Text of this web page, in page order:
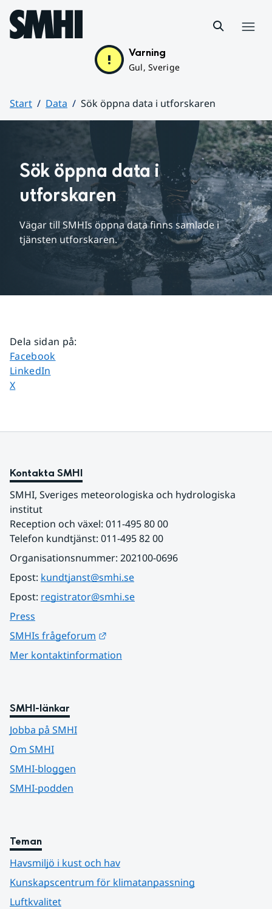
Hoppa till sidans innehåll
Varning
Gul, Sverige
Start Data
Sök öppna data i utforskaren
Huvudinnehåll
Sök öppna data i
utforskaren
Vägar till SMHIs öppna data finns samlade i
tjänsten utforskaren.
Dela sidan på:
Dela sidan på
Facebook
Dela sidan på
LinkedIn
Dela sidan på
X
Kontakta SMHI
SMHI, Sveriges meteorologiska och hydrologiska
institut
Reception och växel: 011-495 80 00
Telefon kundtjänst: 011-495 82 00
Organisationsnummer: 202100-0696
Epost: kundtjanst@smhi.se
Epost: registrator@smhi.se
Press
SMHIs frågeforum
Mer kontaktinformation
SMHI-länkar
Jobba på SMHI
Om SMHI
SMHI-bloggen
SMHI-podden
Teman
Havsmiljö i kust och hav
Kunskapscentrum för klimatanpassning
Luftkvalitet